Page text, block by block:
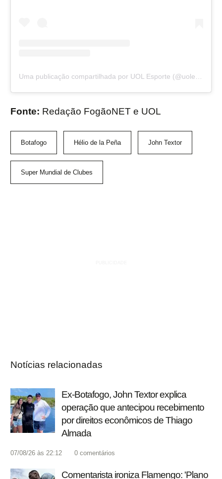
Uma publicação compartilhada por UOL Esporte (@uolesporte)
Fonte: Redação FogãoNET e UOL
Botafogo Hélio de la Peña John Textor
Super Mundial de Clubes
Notícias relacionadas
Ex-Botafogo, John Textor explica
operação que antecipou recebimento
por direitos econômicos de Thiago
Almada
07/08/26 às 22:12 0 comentários
Comentarista ironiza Flamengo: 'Plano